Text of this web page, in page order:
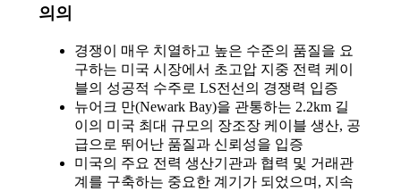
의의
경쟁이 매우 치열하고 높은 수준의 품질을 요
구하는 미국 시장에서 초고압 지중 전력 케이
블의 성공적 수주로 LS전선의 경쟁력 입증
뉴어크 만(Newark Bay)을 관통하는 2.2km 길
이의 미국 최대 규모의 장조장 케이블 생산, 공
급으로 뛰어난 품질과 신뢰성을 입증
미국의 주요 전력 생산기관과 협력 및 거래관
계를 구축하는 중요한 계기가 되었으며, 지속